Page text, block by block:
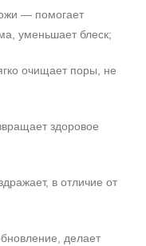
— помогает
уменьшает блеск;
очищает поры, не
здоровое
в отличие от
делает